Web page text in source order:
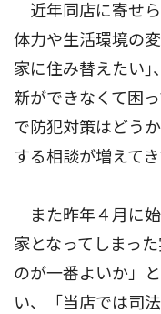
近年同店に寄せら
体力や生活環境の
家に住み替えたい｣
新ができなくて困
で防犯対策はどう
する相談が増えてき
また昨年４月に
家となってしまっ
のが一番よいか」
い、「当店では司